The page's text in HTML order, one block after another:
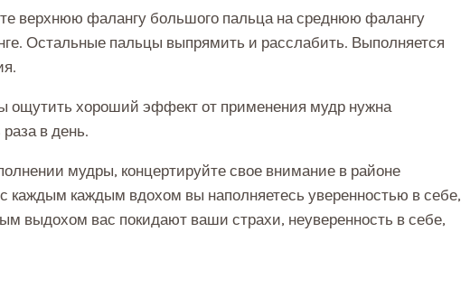
верхнюю фалангу большого пальца на среднюю фалангу
Остальные пальцы выпрямить и расслабить. Выполняется
ощутить хороший эффект от применения мудр нужна
в день.
мудры, концертируйте свое внимание в районе
каждым каждым вдохом вы наполняетесь уверенностью в себе,
выдохом вас покидают ваши страхи, неуверенность в себе,